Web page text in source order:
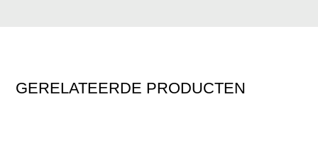
GERELATEERDE PRODUCTEN